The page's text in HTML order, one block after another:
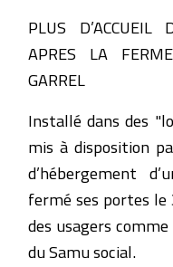
PLUS
APRES LA
GARREL
Installé dans des
mis à disposition
d’hébergement
fermé ses portes le
des usagers
du Samu social.